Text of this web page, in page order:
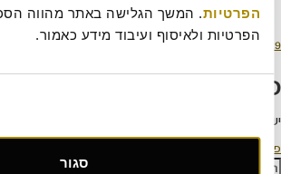
הפרטיות
הפרטיות ולאיסוף ועיבוד מידע כאמור.
סגור
מסך
457 × 609
תגובה
ב